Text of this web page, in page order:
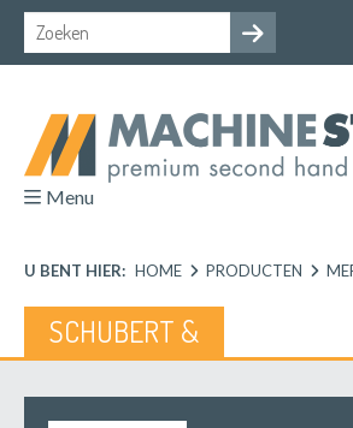
Menu
U BENT HIER: HOME PRODUCTEN
SCHUBERT &